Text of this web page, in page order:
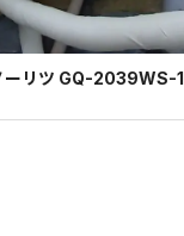
ーリツ GQ-2039WS-1